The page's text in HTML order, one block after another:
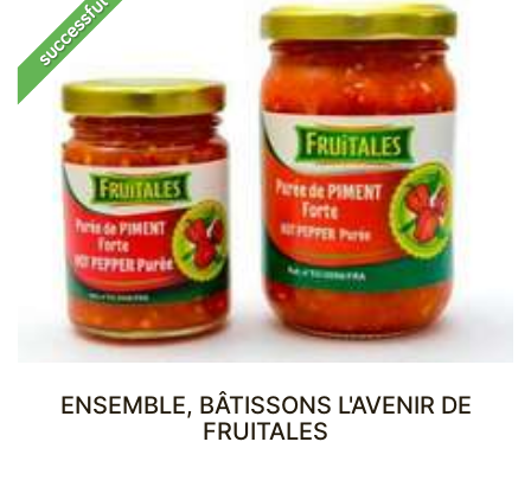
ENSEMBLE, BÂTISSONS L'AVENIR DE
FRUITALES